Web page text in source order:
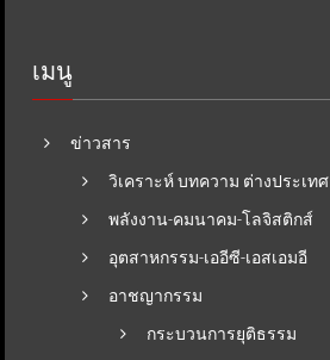
เมนู
ข่าวสาร
วิเคราะห์ บทความ ต่างประเทศ
พลังงาน-คมนาคม-โลจิสติกส์
อุตสาหกรรม-เออีซี-เอสเอมอี
อาชญากรรม
กระบวนการยุติธรรม